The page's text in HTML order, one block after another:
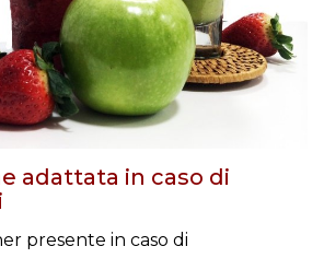
adattata in caso di
presente in caso di